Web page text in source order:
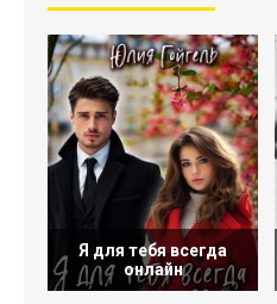
Я для тебя всегда
онлайн